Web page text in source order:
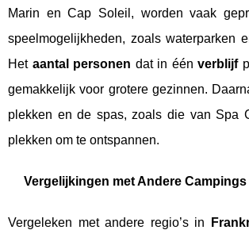
Marin en Cap Soleil, worden vaak
speelmogelijkheden, zoals waterparken
Het aantal personen dat in éénverblijf
gemakkelijk voor grotere gezinnen.
plekken en de spas, zoals die van Spa
plekken om te ontspannen.
Vergelijkingen met Andere Campings
Vergeleken met andere regio’s in